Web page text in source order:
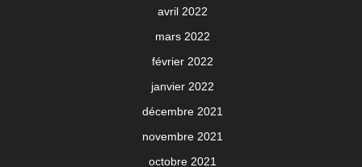
avril 2022
mars 2022
février 2022
janvier 2022
décembre 2021
novembre 2021
octobre 2021